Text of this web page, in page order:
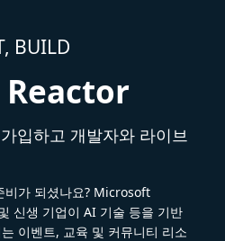
BUILD
입하고 개발자와 라이브
비가 되셨나요? Microsoft
신생 기업이 AI 기술 등을 기반
이벤트, 교육 및 커뮤니티 리소